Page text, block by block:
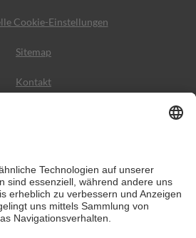
Cookie-Einstellungen
Sitemap
Kontakt
für unvergesslichen
und Angeboten in den